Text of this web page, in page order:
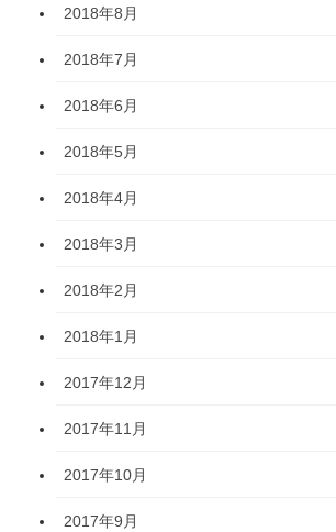
2018年8月
2018年7月
2018年6月
2018年5月
2018年4月
2018年3月
2018年2月
2018年1月
2017年12月
2017年11月
2017年10月
2017年9月